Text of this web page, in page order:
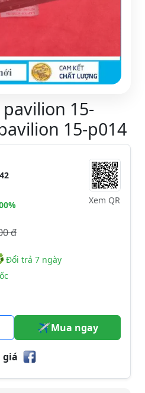
15-
15-p014
Xem QR
đ
Đổi trả 7 ngày
Mua ngay
giá